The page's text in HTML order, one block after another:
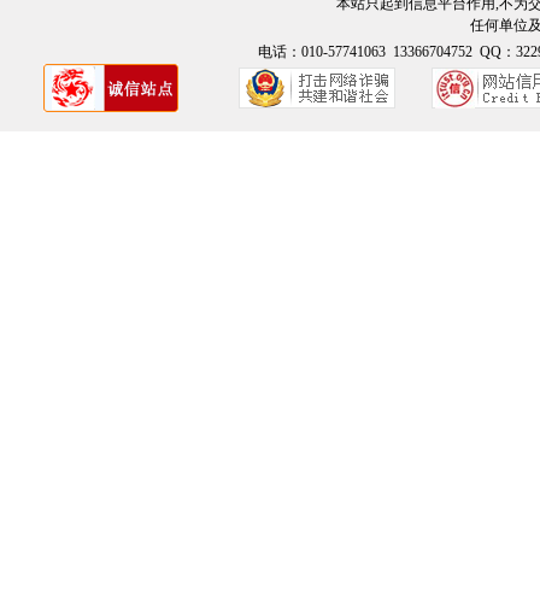
本站只起到信息平台作用,不为
任何单位
电话：010-57741063 13366704752 QQ：